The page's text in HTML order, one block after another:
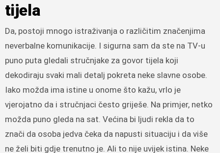
tijela
Da, postoji mnogo istraživanja o različitim značenjima
neverbalne komunikacije. I sigurna sam da ste na TV-u
puno puta gledali stručnjake za govor tijela koji
dekodiraju svaki mali detalj pokreta neke slavne osobe.
Iako možda ima istine u onome što kažu, vrlo je
vjerojatno da i stručnjaci često griješe. Na primjer, netko
možda puno gleda na sat. Većina bi ljudi rekla da to
znači da osoba jedva čeka da napusti situaciju i da više
ne želi biti gdje trenutno je. Ali to nije uvijek istina. Neke